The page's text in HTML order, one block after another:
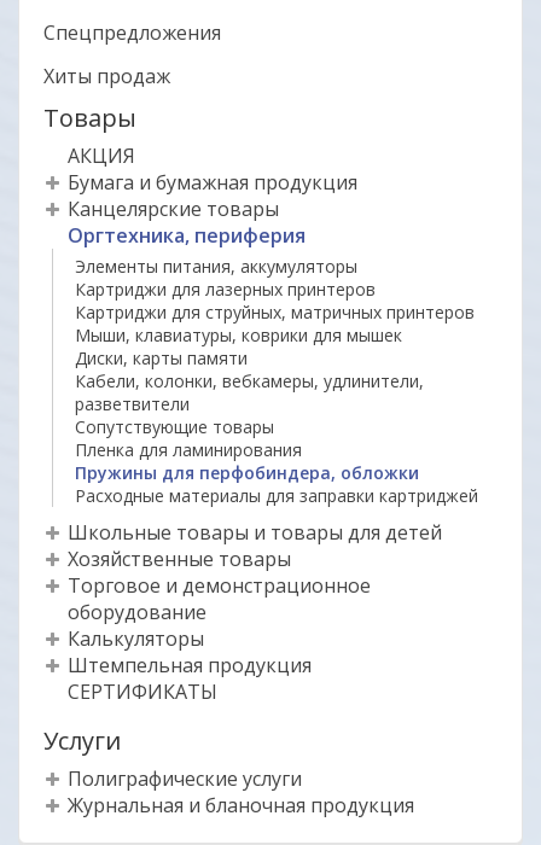
Спецпредложения
Хиты продаж
Товары
АКЦИЯ
Бумага и бумажная продукция
Канцелярские товары
Оргтехника, периферия
Элементы питания, аккумуляторы
Картриджи для лазерных принтеров
Картриджи для струйных, матричных принтеров
Мыши, клавиатуры, коврики для мышек
Диски, карты памяти
Кабели, колонки, вебкамеры, удлинители,
разветвители
Сопутствующие товары
Пленка для ламинирования
Пружины для перфобиндера, обложки
Расходные материалы для заправки картриджей
Школьные товары и товары для детей
Хозяйственные товары
Торговое и демонстрационное
оборудование
Калькуляторы
Штемпельная продукция
СЕРТИФИКАТЫ
Услуги
Полиграфические услуги
Журнальная и бланочная продукция